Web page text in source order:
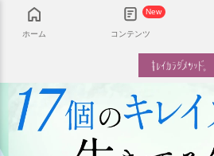
ホーム
New
コンテンツ